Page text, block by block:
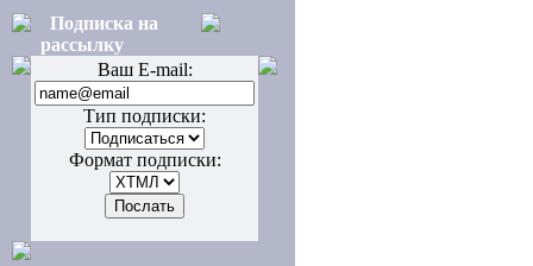
Подписка на
рассылку
Ваш E-mail:
Тип подписки:
Формат подписки: